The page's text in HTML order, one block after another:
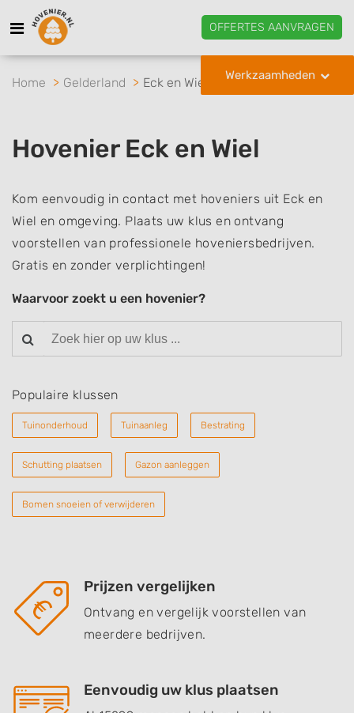
OFFERTES AANVRAGEN
Werkzaamheden
Home Gelderland Eck en Wiel
Hovenier Eck en Wiel
Kom eenvoudig in contact met hoveniers uit Eck en
Wiel en omgeving. Plaats uw klus en ontvang
voorstellen van professionele hoveniersbedrijven.
Gratis en zonder verplichtingen!
Waarvoor zoekt u een hovenier?
Populaire klussen
Tuinonderhoud Tuinaanleg Bestrating
Schutting plaatsen Gazon aanleggen
Bomen snoeien of verwijderen
Prijzen vergelijken
Ontvang en vergelijk voorstellen van
meerdere bedrijven.
Eenvoudig uw klus plaatsen